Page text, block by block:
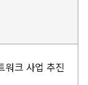
워크 사업 추진